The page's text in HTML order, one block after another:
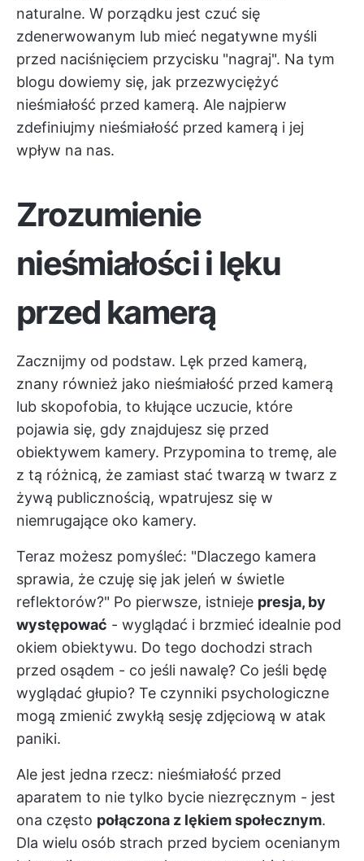
naturalne. W porządku jest czuć się
zdenerwowanym lub mieć negatywne myśli
przed naciśnięciem przycisku "nagraj". Na tym
blogu dowiemy się, jak przezwyciężyć
nieśmiałość przed kamerą. Ale najpierw
zdefiniujmy nieśmiałość przed kamerą i jej
wpływ na nas.
Zrozumienie
nieśmiałości i lęku
przed kamerą
Zacznijmy od podstaw. Lęk przed kamerą,
znany również jako nieśmiałość przed kamerą
lub skopofobia, to kłujące uczucie, które
pojawia się, gdy znajdujesz się przed
obiektywem kamery. Przypomina to tremę, ale
z tą różnicą, że zamiast stać twarzą w twarz z
żywą publicznością, wpatrujesz się w
niemrugające oko kamery.
Teraz możesz pomyśleć: "Dlaczego kamera
sprawia, że czuję się jak jeleń w świetle
reflektorów?" Po pierwsze, istnieje presja, by
występować - wyglądać i brzmieć idealnie pod
okiem obiektywu. Do tego dochodzi strach
przed osądem - co jeśli nawalę? Co jeśli będę
wyglądać głupio? Te czynniki psychologiczne
mogą zmienić zwykłą sesję zdjęciową w atak
paniki.
Ale jest jedna rzecz: nieśmiałość przed
aparatem to nie tylko bycie niezręcznym - jest
ona często połączona z lękiem społecznym.
Dla wielu osób strach przed byciem ocenianym